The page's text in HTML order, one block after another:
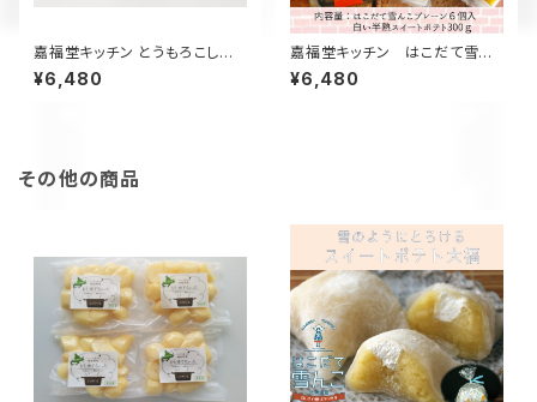
嘉福堂キッチン とうもろこしの
雪んこ プリン 6個入 / サステナ
ブル 北海道限定 函館 手作り ス
¥6,480
嘉福堂キッチン はこだて雪ん
こ と 白い半熟スイートポテト ギ
フトセット しっとりふわふわな
¥6,480
その他の商品